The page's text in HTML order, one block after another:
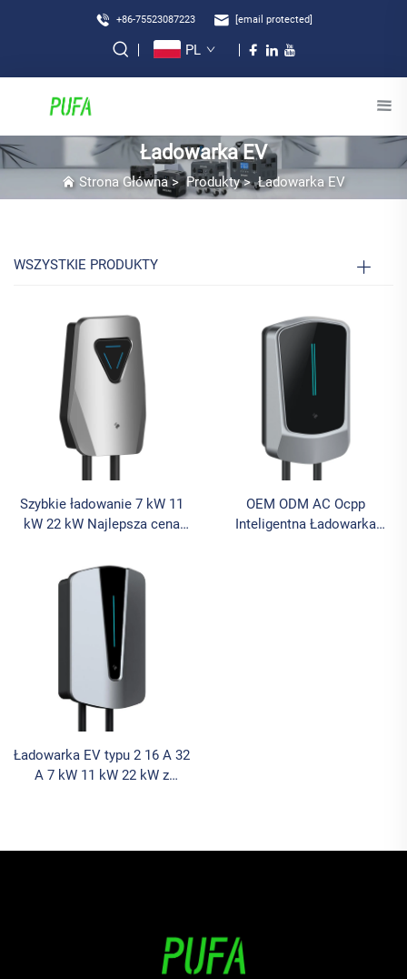
+86-75523087223 [email protected]
PL
Ładowarka EV
Strona Główna>Produkty>Ładowarka EV
WSZYSTKIE PRODUKTY
Szybkie ładowanie 7 kW 11
kW 22 kW Najlepsza cena
przez aplikację do
samochodów elektrycznych
OEM ODM AC Ocpp
Inteligentna Ładowarka
Ładowarka EV typu 2 16 A 32
A 7 kW 11 kW 22 kW z